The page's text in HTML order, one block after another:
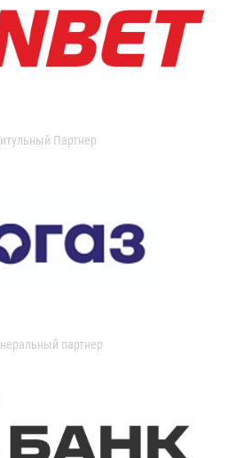
Партнер
партнер